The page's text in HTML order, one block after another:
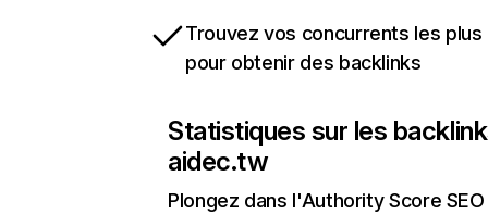
Trouvez vos concurrents les
pour obtenir des backlinks
Statistiques sur les
aidec.tw
Plongez dans l'Authority Score